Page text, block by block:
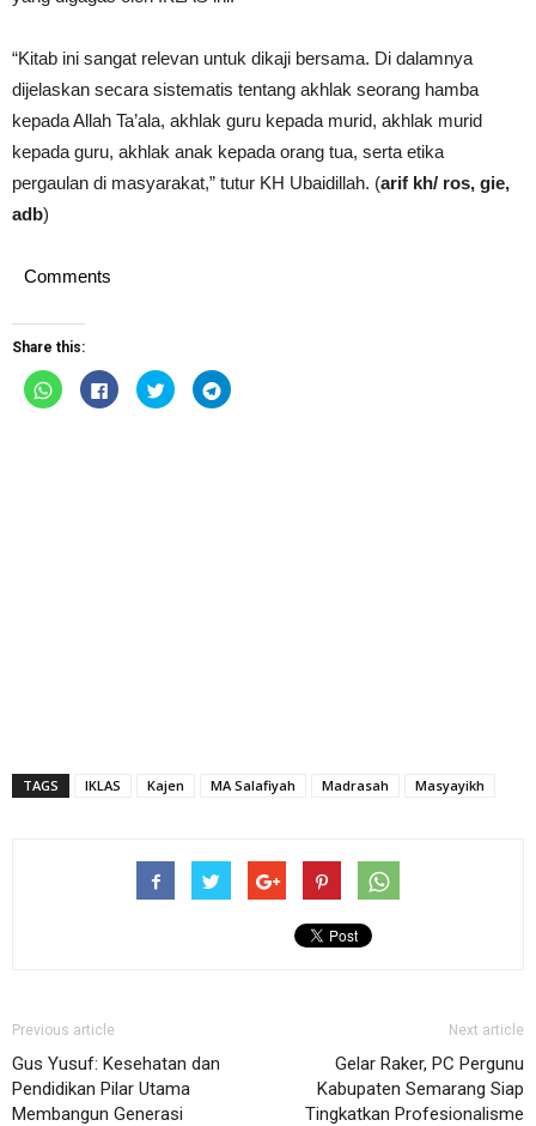
“Kitab ini sangat relevan untuk dikaji bersama. Di dalamnya
dijelaskan secara sistematis tentang akhlak seorang hamba
kepada Allah Ta’ala, akhlak guru kepada murid, akhlak murid
kepada guru, akhlak anak kepada orang tua, serta etika
pergaulan di masyarakat,” tutur KH Ubaidillah. (arif kh/ ros, gie,
adb)
Comments
Share this:
Click
to
share
Click
to
share
Click
to
share
Click
to
TAGS IKLAS Kajen MA Salafiyah Madrasah Masyayikh
Previous article
Gus Yusuf: Kesehatan dan
Pendidikan Pilar Utama
Membangun Generasi
Next article
Gelar Raker, PC Pergunu
Kabupaten Semarang Siap
Tingkatkan Profesionalisme